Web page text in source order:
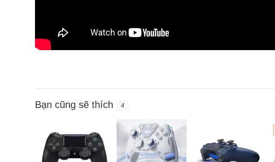
Bạn cũng sẽ thích 4